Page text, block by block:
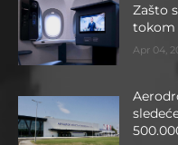
Zašto
tokom
Apr 04,